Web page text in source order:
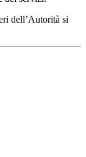
dell’Autorità si